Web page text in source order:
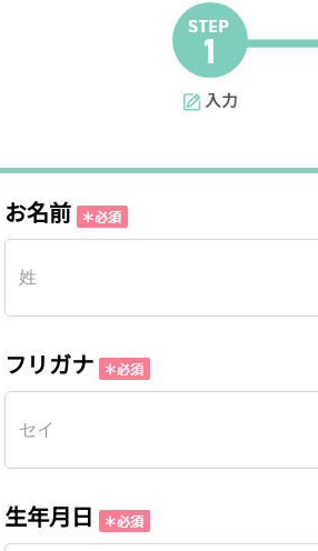
お名前
フリガナ
生年月日